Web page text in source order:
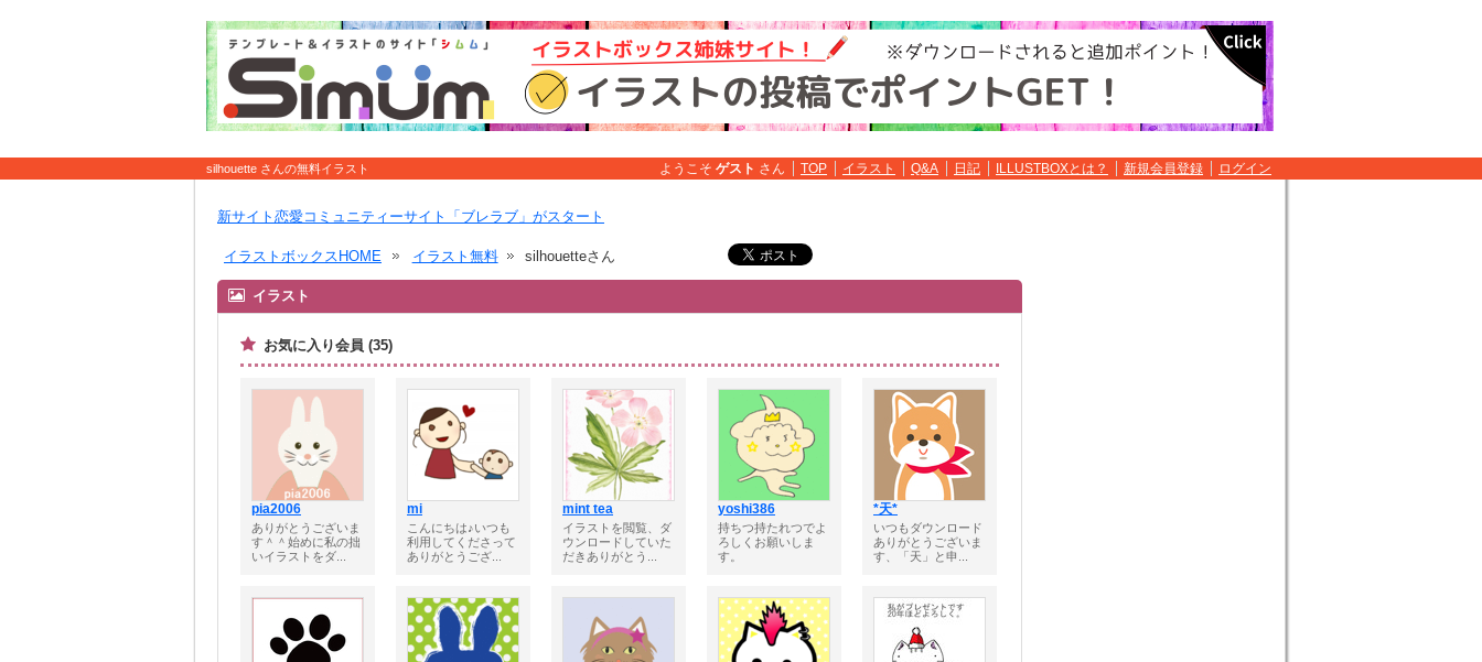
silhouette さんの無料イラスト ようこそ ゲスト さん TOP イラスト Q&A 日記 ILLUSTBOXとは？ 新規会員登録 ログイン
新サイト恋愛コミュニティーサイト「ブレラブ」がスタート
イラストボックスHOME イラスト無料 silhouetteさん
イラスト
お気に入り会員 (35)
pia2006
ありがとうございま
す＾＾始めに私の拙
いイラストをダ...
mi
こんにちは♪いつも
利用してくださって
ありがとうござ...
mint tea
イラストを閲覧、ダ
ウンロードしていた
だきありがとう...
yoshi386
持ちつ持たれつでよ
ろしくお願いしま
す。
*天*
いつもダウンロード
ありがとうございま
す、「天」と申...